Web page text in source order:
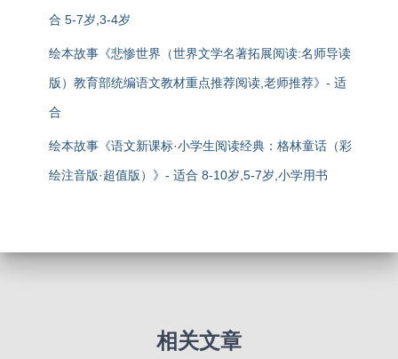
合 5-7岁,3-4岁
绘本故事《悲惨世界（世界文学名著拓展阅读:名师导读
版）教育部统编语文教材重点推荐阅读,老师推荐》- 适
合
绘本故事《语文新课标·小学生阅读经典：格林童话（彩
绘注音版·超值版）》- 适合 8-10岁,5-7岁,小学用书
相关文章